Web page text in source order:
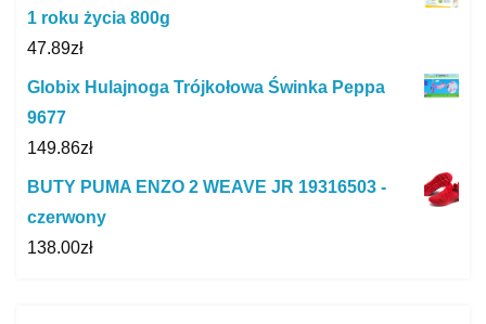
1 roku życia 800g
47.89zł
Globix Hulajnoga Trójkołowa Świnka Peppa
9677
149.86zł
BUTY PUMA ENZO 2 WEAVE JR 19316503 -
czerwony
138.00zł